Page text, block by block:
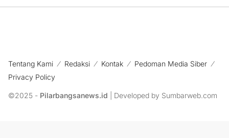
Tentang Kami Redaksi Kontak
Pedoman Media Siber
Privacy Policy
©2025 - Pilarbangsanews.id | Developed by Sumbarweb.com